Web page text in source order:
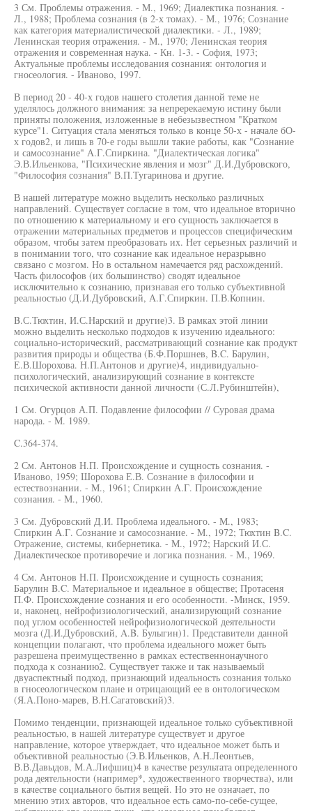
3 См. Проблемы отражения. - М., 1969; Диалектика познания. -
Л., 1988; Проблема сознания (в 2-х томах). - М., 1976; Сознание
как категория материалистической диалектики. - Л., 1989;
Ленинская теория отражения. - М., 1970; Ленинская теория
отражения и современная наука. - Кн. 1-3. - София, 1973;
Актуальные проблемы исследования сознания: онтология и
гносеология. - Иваново, 1997.
В период 20 - 40-х годов нашего столетия данной теме не
уделялось должного внимания: за непререкаемую истину были
приняты положения, изложенные в небезызвестном "Кратком
курсе"1. Ситуация стала меняться только в конце 50-х - начале бО-
х годов2, и лишь в 70-е годы вышли такие работы, как "Сознание
и самосознание" А.Г.Спиркина. "Диалектическая логика"
Э.В.Ильенкова, "Психические явления и мозг" Д.И.Дубровского,
"Философия сознания" В.П.Тугаринова и другие.
В нашей литературе можно выделить несколько различных
направлений. Существует согласие в том, что идеальное вторично
по отношению к материальному и его сущность заключается в
отражении материальных предметов и процессов специфическим
образом, чтобы затем преобразовать их. Нет серьезных различий и
в понимании того, что сознание как идеальное неразрывно
связано с мозгом. Но в остальном намечается ряд расхождений.
Часть философов (их большинство) сводят идеальное
исключительно к сознанию, признавая его только субъективной
реальностью (Д.И.Дубровский, А.Г.Спиркин. П.В.Копнин.
B.С.Тюхтин, И.С.Нарский и другие)3. В рамках этой линии
можно выделить несколько подходов к изучению идеального:
социально-исторический, рассматривающий сознание как продукт
развития природы и общества (Б.Ф.Поршнев, B.C. Барулин,
Е.В.Шорохова. Н.П.Антонов и другие)4, индивидуально-
психологический, анализирующий сознание в контексте
психической активности данной личности (С.Л.Рубинштейн),
1 См. Огурцов А.П. Подавление философии // Суровая драма
народа. - М. 1989.
C.364-374.
2 См. Антонов Н.П. Происхождение и сущность сознания. -
Иваново, 1959; Шорохова Е.В. Сознание в философии и
естествознании. - М., 1961; Спиркин А.Г. Происхождение
сознания. - М., 1960.
3 См. Дубровский Д.И. Проблема идеального. - М., 1983;
Спиркин А.Г. Сознание и самосознание. - М., 1972; Тюхтин B.C.
Отражение, системы, кибернетика. - М., 1972; Нарский И.С.
Диалектическое противоречие и логика познания. - М., 1969.
4 См. Антонов Н.П. Происхождение и сущность сознания;
Барулин B.C. Материальное и идеальное в обществе; Протасеня
П.Ф. Происхождение сознания и его особенности. -Минск, 1959.
и, наконец, нейрофизиологический, анализирующий сознание
под углом особенностей нейрофизиологической деятельности
мозга (Д.И.Дубровский, A.B. Булыгин)1. Представители данной
концепции полагают, что проблема идеального может быть
разрешена преимущественно в рамках естественнонаучного
подхода к сознанию2. Существует также и так называемый
двуаспектный подход, признающий идеальность сознания только
в гносеологическом плане и отрицающий ее в онтологическом
(Я.А.Поно-марев, В.Н.Сагатовский)3.
Помимо тенденции, признающей идеальное только субъективной
реальностью, в нашей литературе существует и другое
направление, которое утверждает, что идеальное может быть и
объективной реальностью (Э.В.Ильенков, А.Н.Леонтьев,
В.В.Давыдов, М.А.Лифшиц)4 в качестве результата определенного
рода деятельности (например*, художественного творчества), или
в качестве социального бытия вещей. Но это не означает, по
мнению этих авторов, что идеальное есть само-по-себе-сущее,